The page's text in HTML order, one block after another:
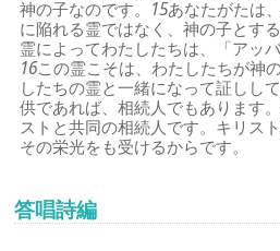
神の子なのです。 15あなたがたは
に陥れる霊ではなく、神の子とす
霊によってわたしたちは、「アッ
16この霊こそは、わたしたちが神
したちの霊と一緒になって証しし
供であれば、相続人でもあります
ストと共同の相続人です。キリス
その栄光をも受けるからです。
答唱詩編